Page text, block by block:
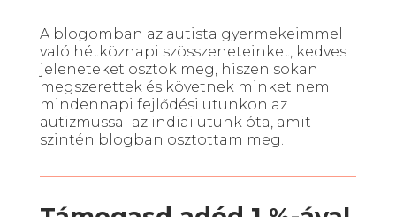
A blogomban az autista gyermekeimmel
való hétköznapi szösszeneteinket, kedves
jeleneteket osztok meg, hiszen sokan
megszerettek és követnek minket nem
mindennapi fejlődési utunkon az
autizmussal az indiai utunk óta, amit
szintén blogban osztottam meg.